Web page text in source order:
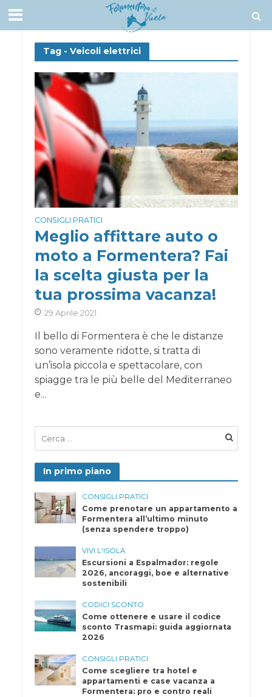
Tag - Veicoli elettrici
CONSIGLI PRATICI
Meglio affittare auto o
moto a Formentera? Fai
la scelta giusta per la
tua prossima vacanza!
29 Aprile 2021
Il bello di Formentera è che le distanze
sono veramente ridotte, si tratta di
un’isola piccola e spettacolare, con
spiagge tra le più belle del Mediterraneo
e...
In primo piano
CONSIGLI PRATICI
Come prenotare un appartamento a
Formentera all’ultimo minuto
(senza spendere troppo)
VIVI L'ISOLA
Escursioni a Espalmador: regole
2026, ancoraggi, boe e alternative
sostenibili
CODICI SCONTO
Come ottenere e usare il codice
sconto Trasmapi: guida aggiornata
2026
CONSIGLI PRATICI
Come scegliere tra hotel e
appartamenti e case vacanza a
Formentera: pro e contro reali